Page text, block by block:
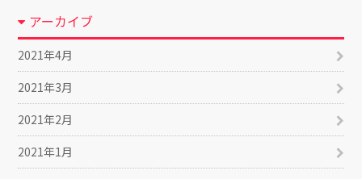
アーカイブ
2021年4月
2021年3月
2021年2月
2021年1月